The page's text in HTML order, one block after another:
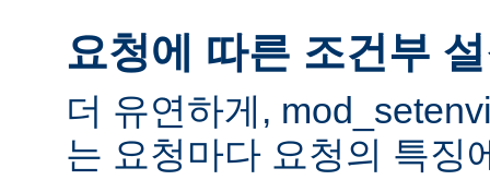
요청에 따른 조건부
더 유연하게,
는 요청마다 요청의 특징